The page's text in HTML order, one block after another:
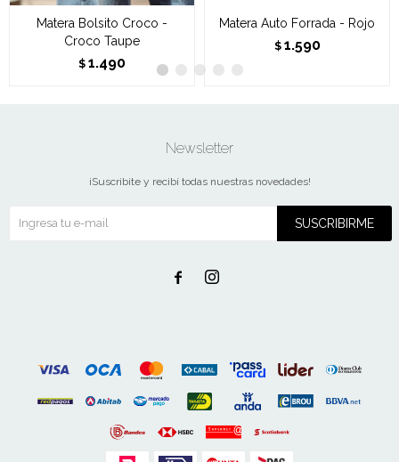
Matera Bolsito Croco -
Croco Taupe
$ 1.490
Matera Auto Forrada - Rojo
$ 1.590
Newsletter
¡Suscribite y recibí todas nuestras novedades!
SUSCRIBIRME
 